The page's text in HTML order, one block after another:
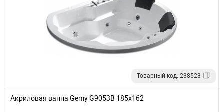
Товарный код: 238523
Акриловая ванна Gemy G9053B 185х162